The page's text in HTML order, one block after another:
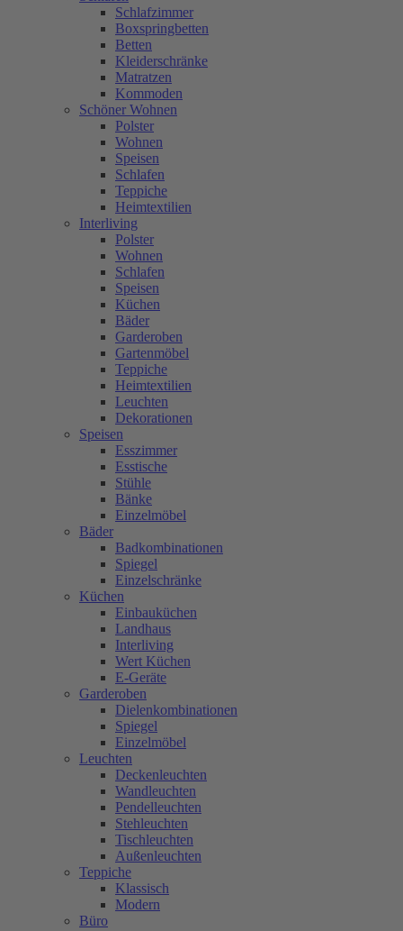
Schlafzimmer
Boxspringbetten
Betten
Kleiderschränke
Matratzen
Kommoden
Schöner Wohnen
Polster
Wohnen
Speisen
Schlafen
Teppiche
Heimtextilien
Interliving
Polster
Wohnen
Schlafen
Speisen
Küchen
Bäder
Garderoben
Gartenmöbel
Teppiche
Heimtextilien
Leuchten
Dekorationen
Speisen
Esszimmer
Esstische
Stühle
Bänke
Einzelmöbel
Bäder
Badkombinationen
Spiegel
Einzelschränke
Küchen
Einbauküchen
Landhaus
Interliving
Wert Küchen
E-Geräte
Garderoben
Dielenkombinationen
Spiegel
Einzelmöbel
Leuchten
Deckenleuchten
Wandleuchten
Pendelleuchten
Stehleuchten
Tischleuchten
Außenleuchten
Teppiche
Klassisch
Modern
Büro